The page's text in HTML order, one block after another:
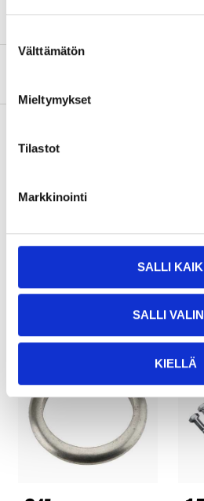
valinta
Välttämätön
Mieltymykset
Tilastot
Markkinointi
SALLI
SALLI
KIELLÄ
Köp & Hämta i ditt varuhus
Andra kunder